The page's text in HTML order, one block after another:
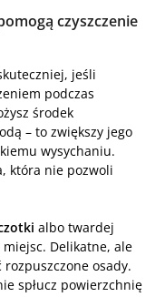
czyszczenie
jeśli
podczas
środek
– to zwiększy jego
wysychaniu.
która nie pozwoli
albo twardej
Delikatne, ale
osady.
spłucz powierzchnię